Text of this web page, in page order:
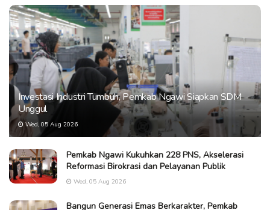
Investasi Industri Tumbuh, Pemkab Ngawi Siapkan SDM
Unggul
Wed, 05 Aug 2026
Pemkab Ngawi Kukuhkan 228 PNS, Akselerasi
Reformasi Birokrasi dan Pelayanan Publik
Wed, 05 Aug 2026
Bangun Generasi Emas Berkarakter, Pemkab